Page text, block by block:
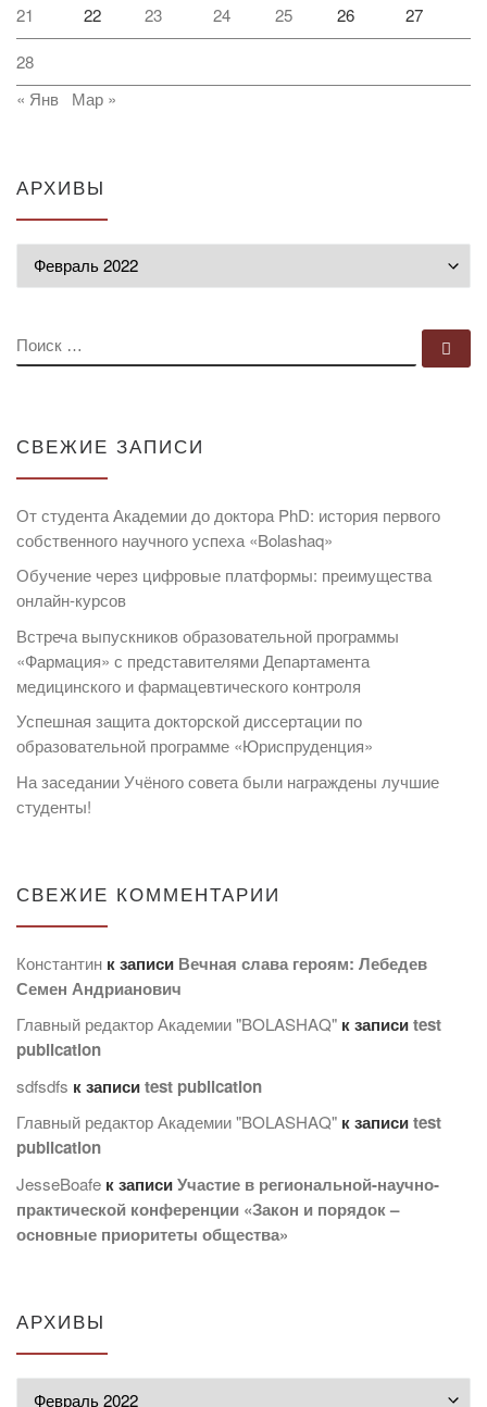
21 22 23 24 25 26 27
28
« Янв
Мар »
АРХИВЫ
ПОИСК
СВЕЖИЕ ЗАПИСИ
От студента Академии до доктора PhD: история первого
собственного научного успеха «Bolashaq»
Обучение через цифровые платформы: преимущества
онлайн-курсов
Встреча выпускников образовательной программы
«Фармация» с представителями Департамента
медицинского и фармацевтического контроля
Успешная защита докторской диссертации по
образовательной программе «Юриспруденция»
На заседании Учёного совета были награждены лучшие
студенты!
СВЕЖИЕ КОММЕНТАРИИ
Константин к записи Вечная слава героям: Лебедев
Семен Андрианович
Главный редактор Академии "BOLASHAQ" к записиtest
publication
sdfsdfs к записиtest publication
Главный редактор Академии "BOLASHAQ" к записиtest
publication
JesseBoafe к записиУчастие в региональной-научно-
практической конференции «Закон и порядок –
основные приоритеты общества»
АРХИВЫ